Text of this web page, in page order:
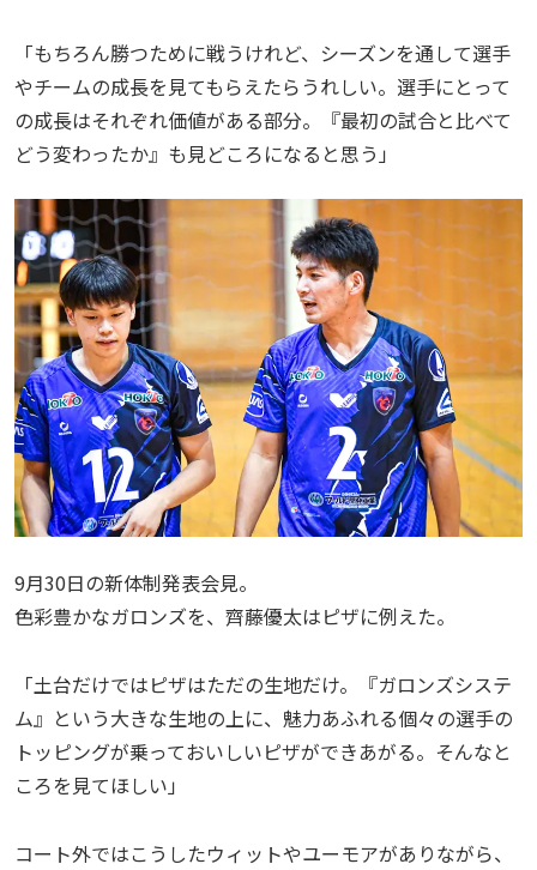
「もちろん勝つために戦うけれど、シーズンを通して選手
やチームの成長を見てもらえたらうれしい。選手にとって
の成長はそれぞれ価値がある部分。『最初の試合と比べて
どう変わったか』も見どころになると思う」
9月30日の新体制発表会見。
色彩豊かなガロンズを、齊藤優太はピザに例えた。
「土台だけではピザはただの生地だけ。『ガロンズシステ
ム』という大きな生地の上に、魅力あふれる個々の選手の
トッピングが乗っておいしいピザができあがる。そんなと
ころを見てほしい」
コート外ではこうしたウィットやユーモアがありながら、